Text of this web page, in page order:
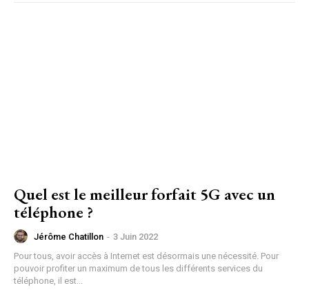
Quel est le meilleur forfait 5G avec un
téléphone ?
Jérôme Chatillon - 3 Juin 2022
Pour tous, avoir accès à Internet est désormais une nécessité. Pour
pouvoir profiter un maximum de tous les différents services du
téléphone, il est...